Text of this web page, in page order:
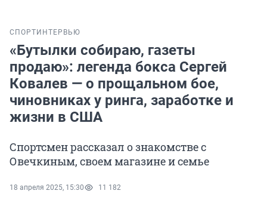
СПОРТ ИНТЕРВЬЮ
«Бутылки собираю, газеты
продаю»: легенда бокса Сергей
Ковалев — о прощальном бое,
чиновниках у ринга, заработке и
жизни в США
Спортсмен рассказал о знакомстве с
Овечкиным, своем магазине и семье
18 апреля 2025, 15:30 11 182